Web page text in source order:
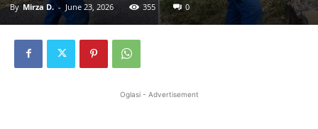
By Mirza D. - June 23, 2026 355 0
Oglasi - Advertisement